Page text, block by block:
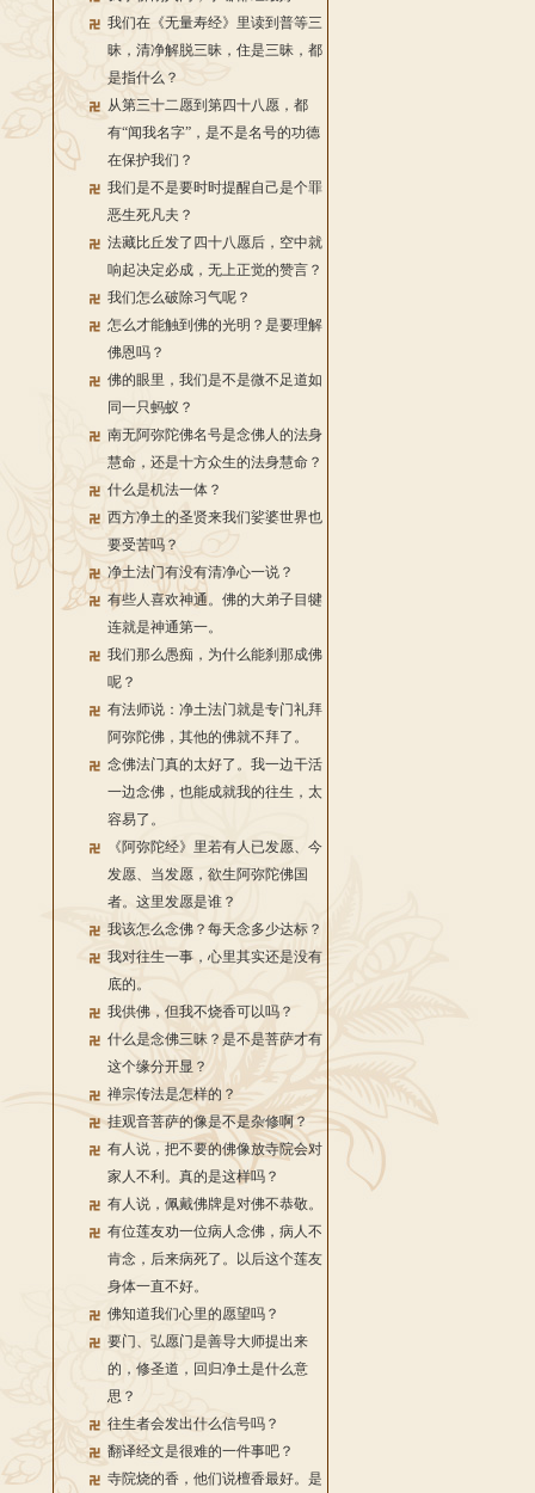
我们在《无量寿经》里读到普等三
昧，清净解脱三昧，住是三昧，都
是指什么？
从第三十二愿到第四十八愿，都
有“闻我名字”，是不是名号的功德
在保护我们？
我们是不是要时时提醒自己是个罪
恶生死凡夫？
法藏比丘发了四十八愿后，空中就
响起决定必成，无上正觉的赞言？
我们怎么破除习气呢？
怎么才能触到佛的光明？是要理解
佛恩吗？
佛的眼里，我们是不是微不足道如
同一只蚂蚁？
南无阿弥陀佛名号是念佛人的法身
慧命，还是十方众生的法身慧命？
什么是机法一体？
西方净土的圣贤来我们娑婆世界也
要受苦吗？
净土法门有没有清净心一说？
有些人喜欢神通。佛的大弟子目犍
连就是神通第一。
我们那么愚痴，为什么能刹那成佛
呢？
有法师说：净土法门就是专门礼拜
阿弥陀佛，其他的佛就不拜了。
念佛法门真的太好了。我一边干活
一边念佛，也能成就我的往生，太
容易了。
《阿弥陀经》里若有人已发愿、今
发愿、当发愿，欲生阿弥陀佛国
者。这里发愿是谁？
我该怎么念佛？每天念多少达标？
我对往生一事，心里其实还是没有
底的。
我供佛，但我不烧香可以吗？
什么是念佛三昧？是不是菩萨才有
这个缘分开显？
禅宗传法是怎样的？
挂观音菩萨的像是不是杂修啊？
有人说，把不要的佛像放寺院会对
家人不利。真的是这样吗？
有人说，佩戴佛牌是对佛不恭敬。
有位莲友劝一位病人念佛，病人不
肯念，后来病死了。以后这个莲友
身体一直不好。
佛知道我们心里的愿望吗？
要门、弘愿门是善导大师提出来
的，修圣道，回归净土是什么意
思？
往生者会发出什么信号吗？
翻译经文是很难的一件事吧？
寺院烧的香，他们说檀香最好。是